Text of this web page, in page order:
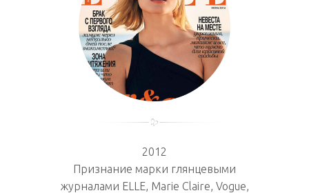
2012
Признание марки глянцевыми
журналами ELLE, Marie Claire, Vogue,